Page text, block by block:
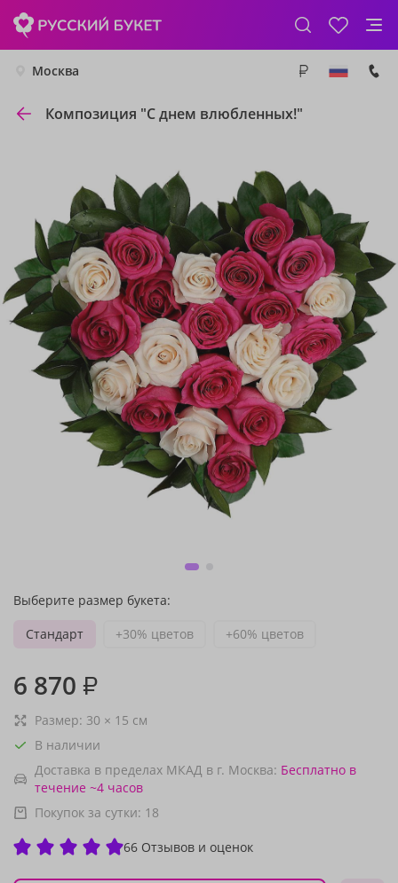
Москва
Композиция "С днем влюбленных!"
Выберите размер букета:
Стандарт
+30% цветов +60% цветов
6 870 ₽
Размер: 30 × 15 см
В наличии
Доставка в пределах МКАД в г. Москва: Бесплатно в
течение ~4 часов
Покупок за сутки: 18
66 Отзывов и оценок